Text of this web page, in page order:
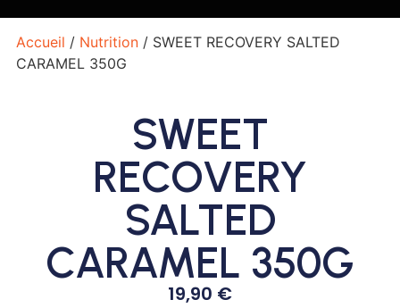
Accueil / Nutrition/ SWEET RECOVERY SALTED
CARAMEL 350G
SWEET
RECOVERY
SALTED
CARAMEL 350G
19,90 €